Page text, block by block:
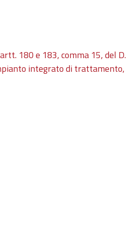
180 e 183, comma 15, del
integrato di